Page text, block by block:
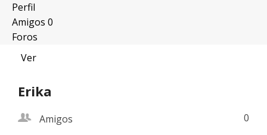
Crear Cuenta
Perfil
Amigos 0
Foros
Ver
Erika
friend Amigos 0